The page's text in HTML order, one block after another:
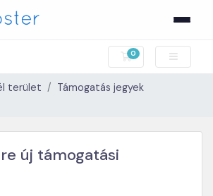
0
Bevásárlókosár
terület
Támogatás jegyek
új támogatási